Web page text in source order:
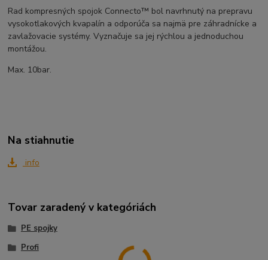
Rad kompresných spojok Connecto™ bol navrhnutý na prepravu
vysokotlakových kvapalín a odporúča sa najmä pre záhradnícke a
zavlažovacie systémy. Vyznačuje sa jej rýchlou a jednoduchou
montážou.
Max. 10bar.
Na stiahnutie
info
Tovar zaradený v kategóriách
PE spojky
Profi